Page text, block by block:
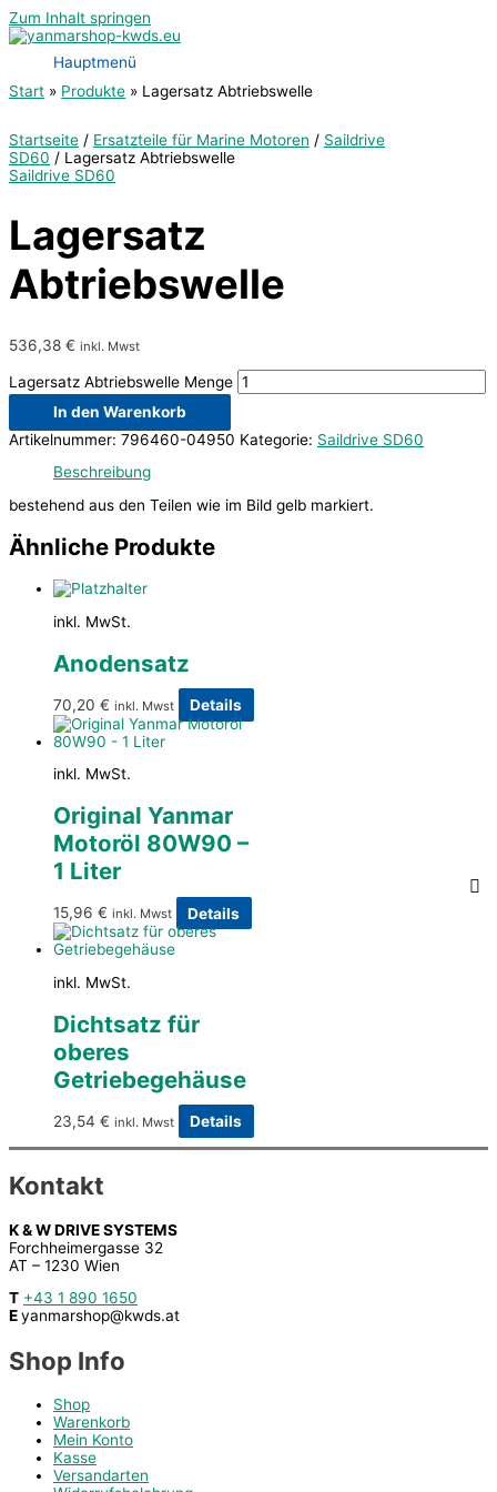
Zum Inhalt springen
Hauptmenü
Start
Produkte Lagersatz Abtriebswelle
Startseite / Ersatzteile für Marine Motoren / Saildrive
SD60 / Lagersatz Abtriebswelle
Saildrive SD60
Lagersatz
Abtriebswelle
536,38 € inkl. Mwst
Lagersatz Abtriebswelle Menge
In den Warenkorb
Artikelnummer: 796460-04950 Kategorie: Saildrive SD60
Beschreibung
bestehend aus den Teilen wie im Bild gelb markiert.
Ähnliche Produkte
inkl. MwSt.
Anodensatz
70,20 € inkl. Mwst Details
inkl. MwSt.
Original Yanmar
Motoröl 80W90 –
1 Liter
15,96 € inkl. Mwst Details
inkl. MwSt.
Dichtsatz für
oberes
Getriebegehäuse
23,54 € inkl. Mwst Details
Kontakt
K & W DRIVE SYSTEMS
Forchheimergasse 32
AT – 1230 Wien
T +43 1 890 1650
Eyanmarshop@kwds.at
Shop Info
Shop
Warenkorb
Mein Konto
Kasse
Versandarten